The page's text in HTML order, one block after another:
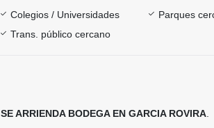
Colegios / Universidades Parques
Trans. público cercano
SE ARRIENDA BODEGA EN GARCIA ROVIRA